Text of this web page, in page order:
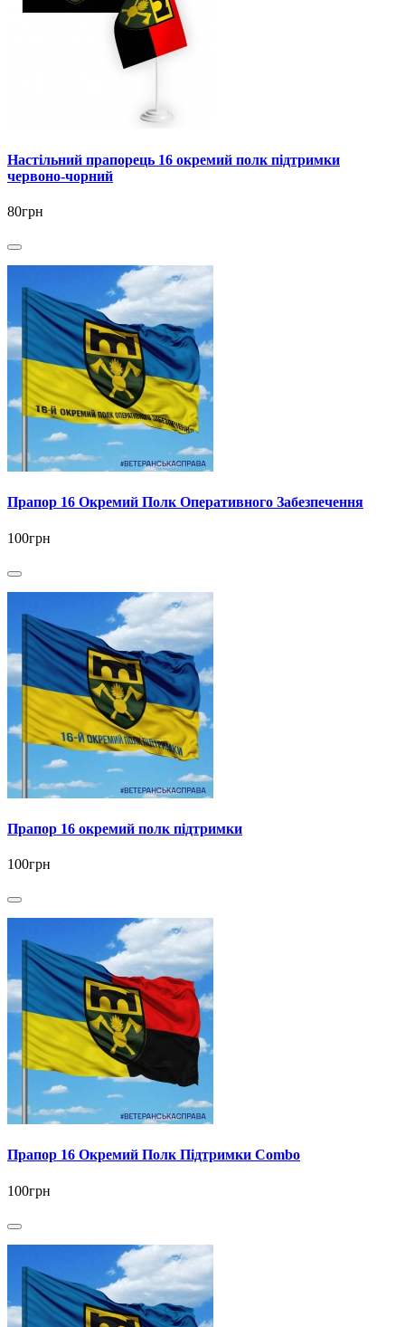
Настільний прапорець 16 окремий полк підтримки
червоно-чорний
80грн
Прапор 16 Окремий Полк Оперативного Забезпечення
100грн
Прапор 16 окремий полк підтримки
100грн
Прапор 16 Окремий Полк Підтримки Combo
100грн